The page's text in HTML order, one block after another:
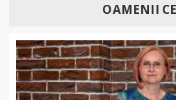
OAMENII